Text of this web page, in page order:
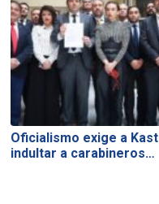
Oficialismo exige a Kast
indultar a carabineros…